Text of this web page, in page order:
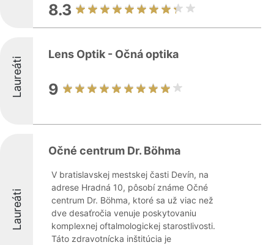
8.3
Laureáti
Lens Optik - Očná optika
9
Laureáti
Očné centrum Dr. Böhma
V bratislavskej mestskej časti Devín, na
adrese Hradná 10, pôsobí známe Očné
centrum Dr. Böhma, ktoré sa už viac než
dve desaťročia venuje poskytovaniu
komplexnej oftalmologickej starostlivosti.
Táto zdravotnícka inštitúcia je